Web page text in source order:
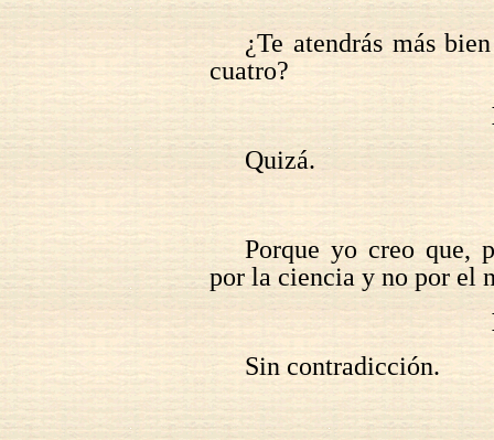
¿Te atendrás más
cuatro?
Quizá.
Porque yo creo que,
por la ciencia y no por el
Sin contradicción.